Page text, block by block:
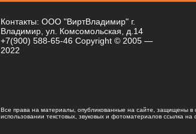
Контакты: ООО "ВиртВладимир" г.
Владимир, ул. Комсомольская, д.14
+7(900) 588-65-46 Copyright © 2005 —
2022
Все права на материалы, опубликованные на сайте, защищены в
использовании текстовых, звуковых и фотоматериалов ссылка на